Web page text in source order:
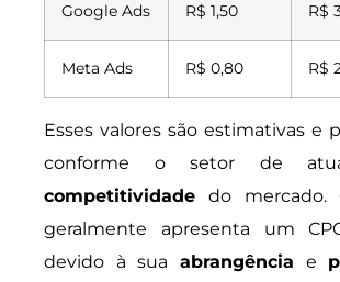
Google Ads R$ 1,50 R$
Meta Ads R$ 0,80 R$
Esses valores são estimativas e
conforme o setor de
competitividade do mercado.
geralmente apresenta um
devido à sua abrangência e